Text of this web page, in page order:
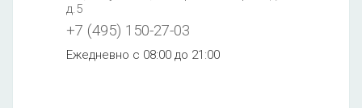
Полиоксидоний
д.5
+7 (495) 150-27-03
Ежедневно с 08:00 до 21:00